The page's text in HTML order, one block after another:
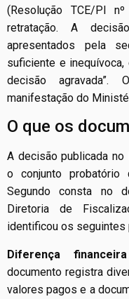
(Resolução TCE/PI
retratação. A
apresentados pela
suficiente e
decisão
manifestação do
O que os
A decisão publicada no
o conjunto probatório
Segundo consta no
Diretoria de
identificou os seguintes
Diferença
documento registra
valores pagos e a